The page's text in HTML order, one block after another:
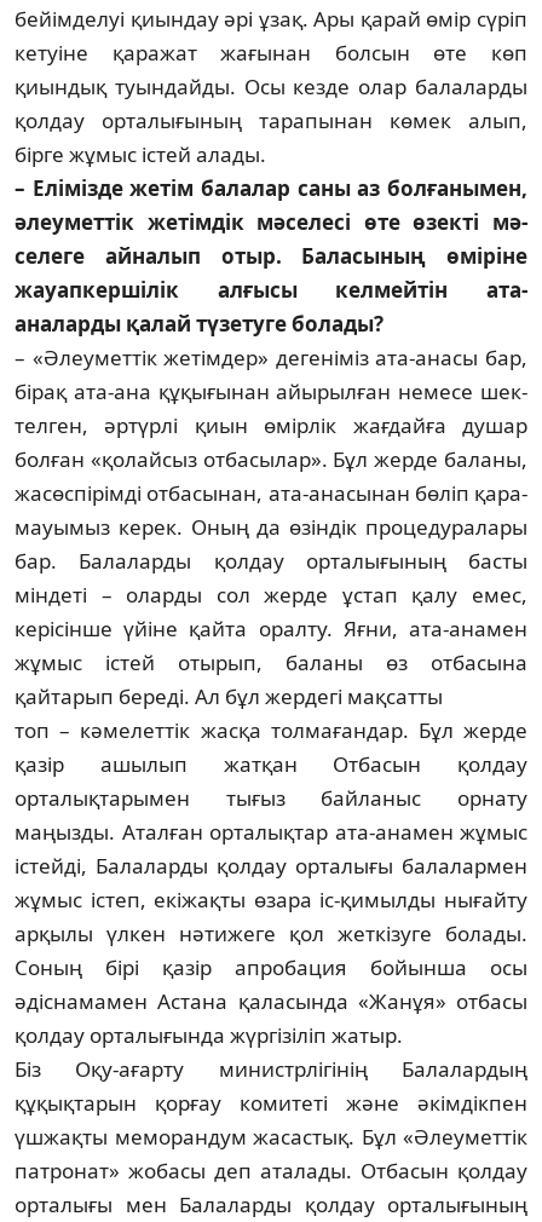
бейім­­­­­делуі қиындау әрі ұзақ. Ары қа­рай өмір сүріп
кетуіне қаражат жа­ғы­нан болсын өте көп
қиындық туын­дайды. Осы кезде олар бала­лар­ды
қолдау орталығының тарапынан кө­мек алып,
бірге жұмыс істей ала­ды.
– Елімізде жетім балалар са­ны аз болғанымен,
әлеуметтік же­тімдік мәселесі өте өзекті мә­
селеге айналып отыр. Ба­ла­сы­ның өміріне
жауапкершілік ал­ғы­сы келмейтін ата-
аналарды қа­лай түзетуге болады?
– «Әлеуметтік жетімдер» деге­ні­міз ата-анасы бар,
бірақ ата-ана құ­қы­ғынан айырылған немесе шек­
тел­ген, әртүрлі қиын өмірлік жағдайға душар
болған «қолайсыз отбасылар». Бұл жерде баланы,
жасөспірімді от­ба­сынан, ата-анасынан бөліп қара­
мауы­мыз керек. Оның да өзіндік про­цедуралары
бар. Балаларды қол­дау орталығының басты
міндеті – оларды сол жерде ұстап қалу емес,
керісінше үйіне қайта оралту. Яғ­ни, ата-анамен
жұмыс істей оты­рып, баланы өз отбасына
қайтарып береді. Ал бұл жердегі мақсатты
топ – кәмелеттік жасқа толмағандар. Бұл жерде
қазір ашылып жатқан Отбасын қолдау
орталықтарымен тығыз байланыс орнату
маңызды. Аталған орталықтар ата-анамен жұмыс
істейді, Балаларды қолдау ор­талығы балалармен
жұмыс істеп, екіжақты өзара іс-қимылды нығайту
арқылы үлкен нәтижеге қол жет­кізуге болады.
Соның бірі қазір ап­ро­бация бойынша осы
әдіснамамен Астана қаласында «Жанұя» отбасы
қол­дау орталығында жүргізіліп жа­тыр.
Біз Оқу-ағарту министрлігінің Ба­лалардың
құқықтарын қорғау ко­митеті және әкімдікпен
үшжақты ме­морандум жасастық. Бұл «Әлеу­мет­тік
патронат» жобасы деп атала­ды. Отбасын қолдау
орталығы мен Ба­лаларды қолдау орталығының